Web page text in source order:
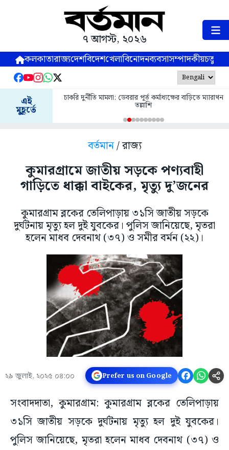
৭ আগস্ট, ২০২৬
কলকাতারাজ্যদেশবিদেশখেলাবিনোদনব্যবসাসম্পাদকীয়
এই
মুহূর্তে
চাকরি দুর্নীতি মামলা: ডেবরার পূর্ত কর্মাধ্যক্ষের বাড়িতে ম্যারাথন
তল্লাশি
বর্তমান/ রাজ্য
কুমারগ্রামে জাতীয় সড়কে পণ্যবাহী
গাড়িতে ধাক্কা বাইকের, মৃত্যু দু’জনের
কুমারগ্রাম ব্লকের তেলিপাড়ায় ৩১সি জাতীয় সড়কে
দুর্ঘটনায় মৃত্যু হল দুই যুবকের। পুলিস জানিয়েছে, মৃতরা
হলেন মাধব দেবনাথ (৩৭) ও সমীর বর্মন (২২)।
২৯ জুলাই, ২০২৫ ০৪:০০ Prefer us on Google
সংবাদদাতা, কুমারগ্রাম: কুমারগ্রাম ব্লকের তেলিপাড়ায়
৩১সি জাতীয় সড়কে দুর্ঘটনায় মৃত্যু হল দুই যুবকের।
পুলিস জানিয়েছে, মৃতরা হলেন মাধব দেবনাথ (৩৭) ও